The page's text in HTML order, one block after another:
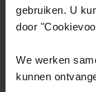
gebruiken. U
door
We werken
kunnen